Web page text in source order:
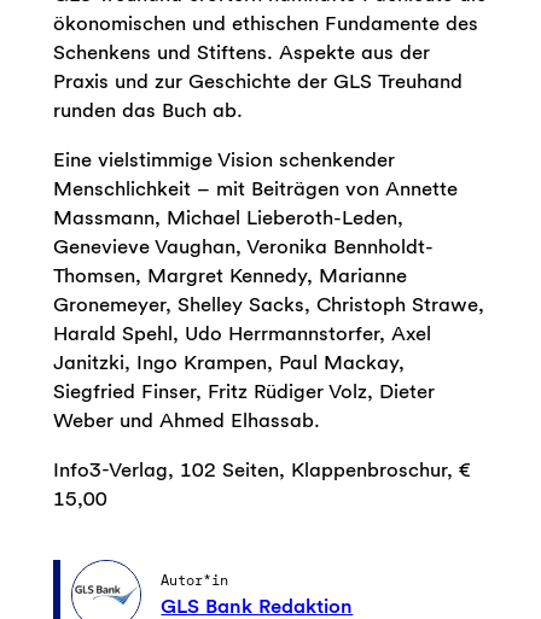
ökonomischen und ethischen Fundamente des
Schenkens und Stiftens. Aspekte aus der
Praxis und zur Geschichte der GLS Treuhand
runden das Buch ab.
Eine vielstimmige Vision schenkender
Menschlichkeit – mit Beiträgen von Annette
Massmann, Michael Lieberoth-Leden,
Genevieve Vaughan, Veronika Bennholdt-
Thomsen, Margret Kennedy, Marianne
Gronemeyer, Shelley Sacks, Christoph Strawe,
Harald Spehl, Udo Herrmannstorfer, Axel
Janitzki, Ingo Krampen, Paul Mackay,
Siegfried Finser, Fritz Rüdiger Volz, Dieter
Weber und Ahmed Elhassab.
Info3-Verlag, 102 Seiten, Klappenbroschur, €
15,00
Autor*in
GLS Bank Redaktion